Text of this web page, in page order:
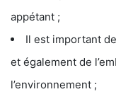
appétant ;
Il est important
et également de
l’environnement ;